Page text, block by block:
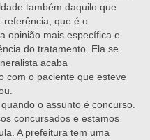
também daquilo que
referência, que é o
opinião mais específica e
do tratamento. Ela se
acaba
com o paciente que esteve
o assunto é concurso.
concursados e estamos
A prefeitura tem uma